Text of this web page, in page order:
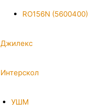
RO156N (5600400)
Джилекс
Интерскол
УШМ